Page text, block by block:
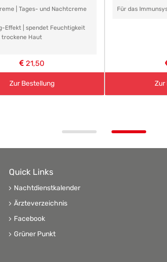
| Tages- und Nachtcreme
Effekt | spendet Feuchtigkeit
trockene Haut
21,50
Zur Bestellung
Für das
Zur
Quick Links
Nachtdienstkalender
Ärzteverzeichnis
Facebook
Grüner Punkt